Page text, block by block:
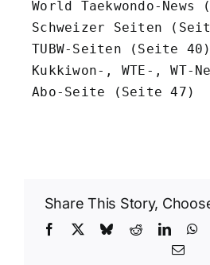
World Taekwondo-
Schweizer Seiten
TUBW-Seiten (Seite 40)
Kukkiwon-, WTE-, WT-
Abo-Seite (Seite 47)
Share This Story,
Facebook BlueskyReddit
Email